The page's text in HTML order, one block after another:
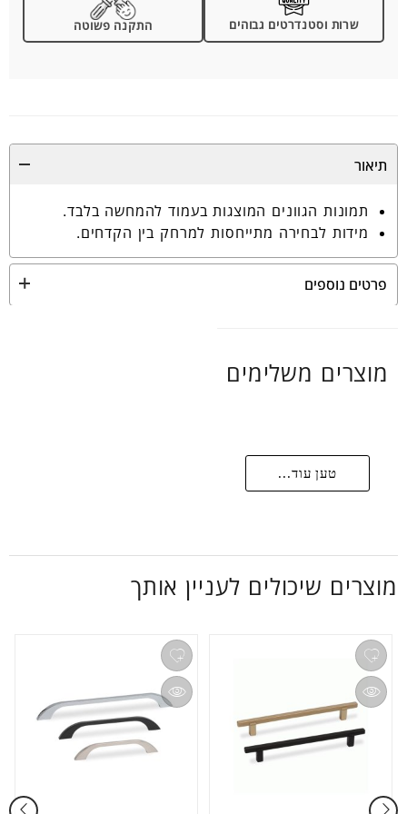
שרות וסטנדרטים גבוהים התקנה פשוטה
תיאור
תמונות הגוונים המוצגות בעמוד להמחשה בלבד.
מידות לבחירה מתייחסות למרחק בין הקדחים.
פרטים נוספים
מוצרים משלימים
טען עוד...
מוצרים שיכולים לעניין אותך